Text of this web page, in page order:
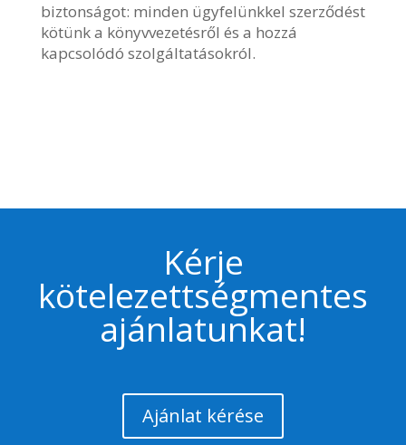
biztonságot: minden ügyfelünkkel szerződést
kötünk a könyvvezetésről és a hozzá
kapcsolódó szolgáltatásokról.
Kérje
kötelezettségmentes
ajánlatunkat!
Ajánlat kérése